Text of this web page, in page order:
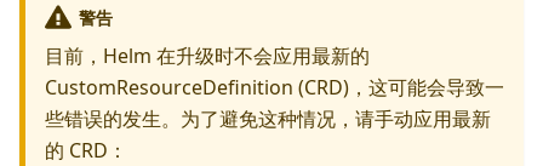
警告
目前，Helm 在升级时不会应用最新的
CustomResourceDefinition (CRD)，这可能会导致一
些错误的发生。为了避免这种情况，请手动应用最新
的 CRD：